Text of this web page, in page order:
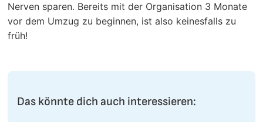
Nerven sparen. Bereits mit der Organisation 3 Monate
vor dem Umzug zu beginnen, ist also keinesfalls zu
früh!
Das könnte dich auch interessieren: